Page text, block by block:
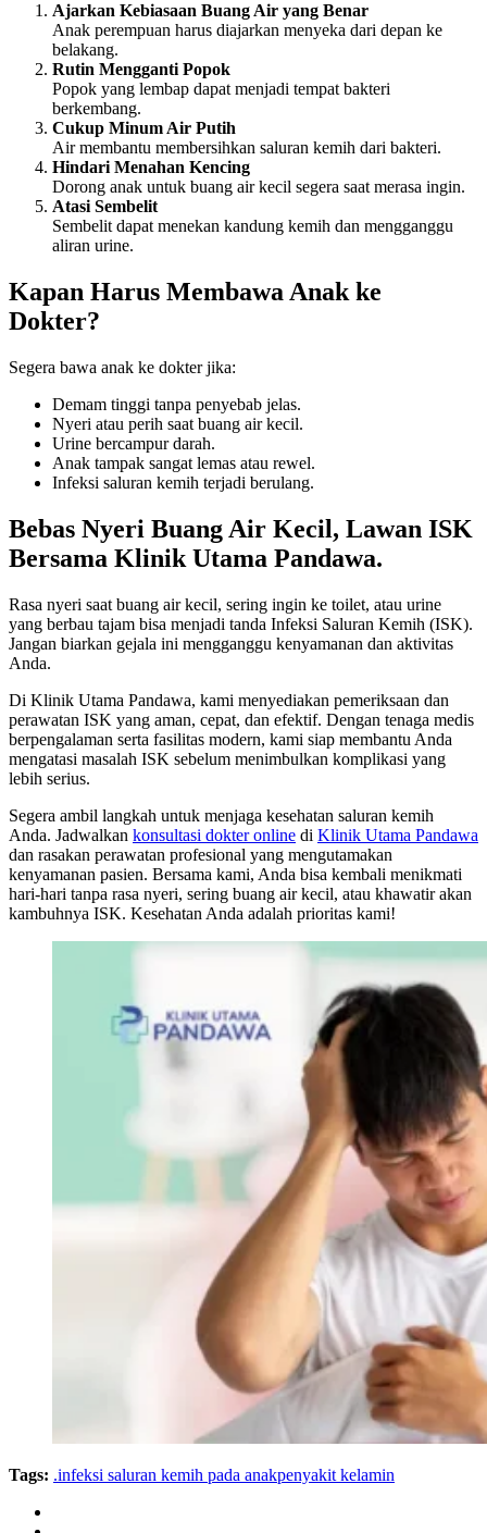
Ajarkan Kebiasaan Buang Air yang Benar
Anak perempuan harus diajarkan menyeka dari depan ke
belakang.
Rutin Mengganti Popok
Popok yang lembap dapat menjadi tempat bakteri
berkembang.
Cukup Minum Air Putih
Air membantu membersihkan saluran kemih dari bakteri.
Hindari Menahan Kencing
Dorong anak untuk buang air kecil segera saat merasa ingin.
Atasi Sembelit
Sembelit dapat menekan kandung kemih dan mengganggu
aliran urine.
Kapan Harus Membawa Anak ke
Dokter?
Segera bawa anak ke dokter jika:
Demam tinggi tanpa penyebab jelas.
Nyeri atau perih saat buang air kecil.
Urine bercampur darah.
Anak tampak sangat lemas atau rewel.
Infeksi saluran kemih terjadi berulang.
Bebas Nyeri Buang Air Kecil, Lawan ISK
Bersama Klinik Utama Pandawa.
Rasa nyeri saat buang air kecil, sering ingin ke toilet, atau urine
yang berbau tajam bisa menjadi tanda Infeksi Saluran Kemih (ISK).
Jangan biarkan gejala ini mengganggu kenyamanan dan aktivitas
Anda.
Di Klinik Utama Pandawa, kami menyediakan pemeriksaan dan
perawatan ISK yang aman, cepat, dan efektif. Dengan tenaga medis
berpengalaman serta fasilitas modern, kami siap membantu Anda
mengatasi masalah ISK sebelum menimbulkan komplikasi yang
lebih serius.
Segera ambil langkah untuk menjaga kesehatan saluran kemih
Anda. Jadwalkan konsultasi dokter online di Klinik Utama Pandawa
dan rasakan perawatan profesional yang mengutamakan
kenyamanan pasien. Bersama kami, Anda bisa kembali menikmati
hari-hari tanpa rasa nyeri, sering buang air kecil, atau khawatir akan
kambuhnya ISK. Kesehatan Anda adalah prioritas kami!
Tags: .infeksi saluran kemih pada anakpenyakit kelamin